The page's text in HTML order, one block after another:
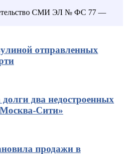
СМИ ЭЛ № ФС 77 —
отправленных
два недостроенных
Сити»
продажи в